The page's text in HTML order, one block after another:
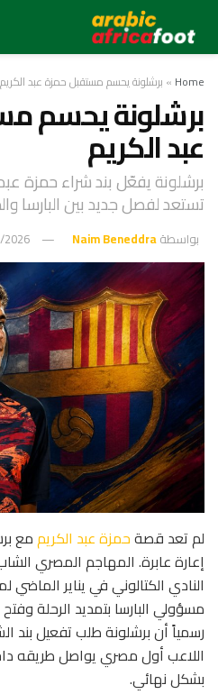
Home
» برشلونة يحسم مستقبل حمزة عبد الكريم
برشلونة يحسم
عبد الكريم
برشلونة يفعّل بند شراء حمزة
تستعد لفصل جديد بين البارسا
بواسطةNaim Beneddra
لم تعد قصةحمزة عبد الكريممع
إعارة عابرة. المهاجم المصري
النادي الكتالوني في يناير
مسؤولي البارسا بتمديد الرحلة
رسمياً أن برشلونة طلب تفعيل بند
اللاعب أول مصري يواصل طريقه
بشكل نهائي.